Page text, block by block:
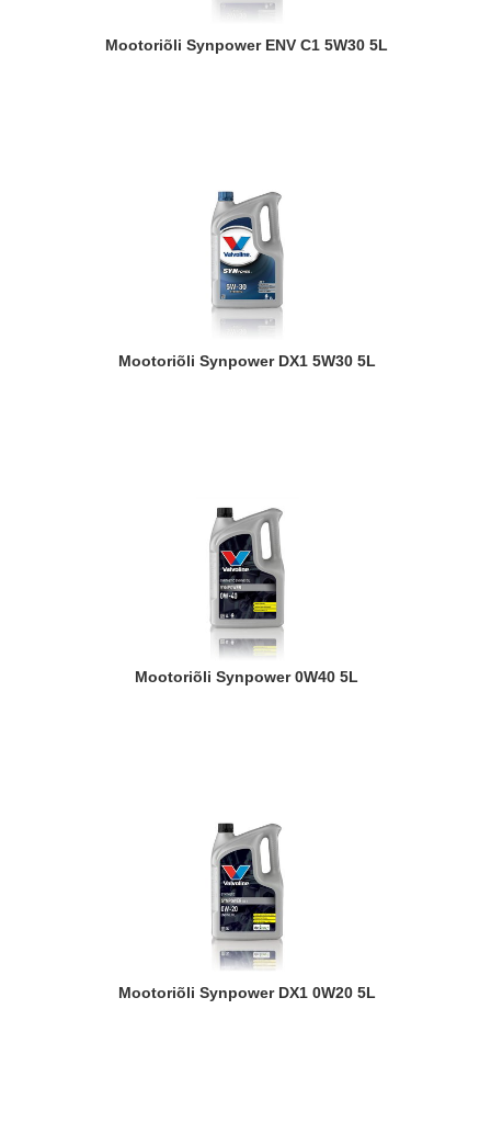
Mootoriõli Synpower ENV C1 5W30 5L
Mootoriõli Synpower DX1 5W30 5L
Mootoriõli Synpower 0W40 5L
Mootoriõli Synpower DX1 0W20 5L